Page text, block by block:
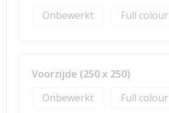
Onbewerkt
Full colour
Voorzijde (250 x 250)
Onbewerkt
Full colour